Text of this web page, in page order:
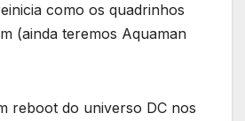
como os quadrinhos
(ainda teremos Aquaman
reboot do universo DC nos